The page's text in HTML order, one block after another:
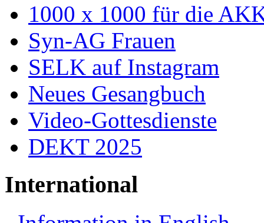
1000 x 1000 für die
Syn-AG Frauen
SELK auf Instagram
Neues Gesangbuch
Video-Gottesdienste
DEKT 2025
International